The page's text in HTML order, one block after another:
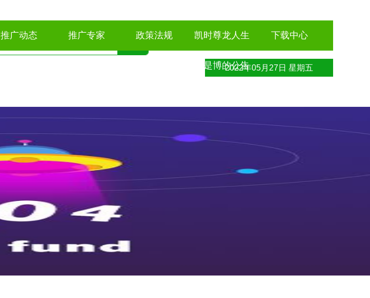
2022年05月27日 星期五
推广动态 推广专家 政策法规 凯时尊龙人生
就是博的公告
下载中心